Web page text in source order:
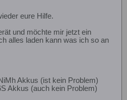
eure Hilfe.
und möchte mir jetzt ein
alles laden kann was ich so an
Akkus (ist kein Problem)
Akkus (auch kein Problem)